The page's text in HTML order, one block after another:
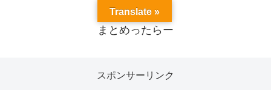
まとめったらー
スポンサーリンク
Translate »